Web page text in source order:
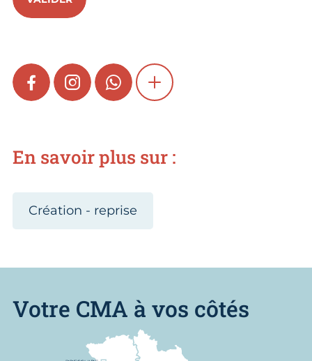
FACEBOOKINSTAGRAMWHATSAPPSHOW MORE
En savoir plus sur :
Création - reprise
Votre CMA à vos côtés